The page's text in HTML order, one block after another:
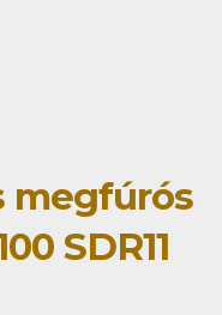
megfúrós
SDR11